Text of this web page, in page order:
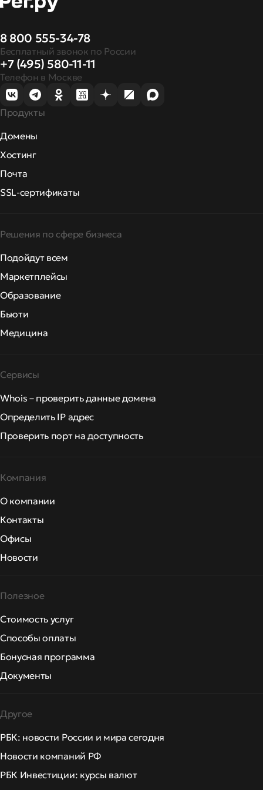
8 800 555-34-78
Бесплатный звонок по России
+7 (495) 580-11-11
Телефон в Москве
Продукты
Домены
Хостинг
Почта
SSL-сертификаты
Решения по сфере бизнеса
Подойдут всем
Маркетплейсы
Образование
Бьюти
Медицина
Сервисы
Whois – проверить данные домена
Определить IP адрес
Проверить порт на доступность
Компания
О компании
Контакты
Офисы
Новости
Полезное
Стоимость услуг
Способы оплаты
Бонусная программа
Документы
Другое
РБК: новости России и мира сегодня
Новости компаний РФ
РБК Инвестиции: курсы валют